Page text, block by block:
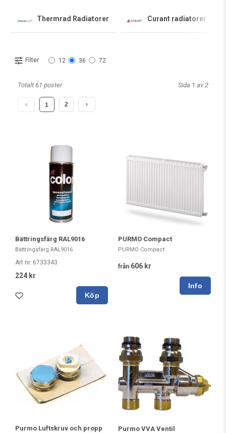
Thermrad Radiatorer Curant radiatorer
Filter 12 36 72
Totalt 61 poster Sida 1 av 2
1 2
Bättringsfärg RAL9016
Bättringsfärg RAL9016
Art nr. 6733343
224 kr
Köp
PURMO Compact
PURMO Compact
från 606 kr
Purmo Luftskruv och propp Purmo VVA Ventil